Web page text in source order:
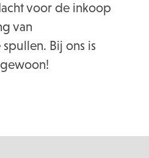
voor de inkoop
van
Bij ons is